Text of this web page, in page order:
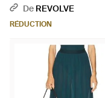
Xs, S, M - Neutre
De REVOLVE
RÉDUCTION